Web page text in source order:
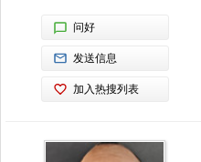
问好
发送信息
加入热搜列表